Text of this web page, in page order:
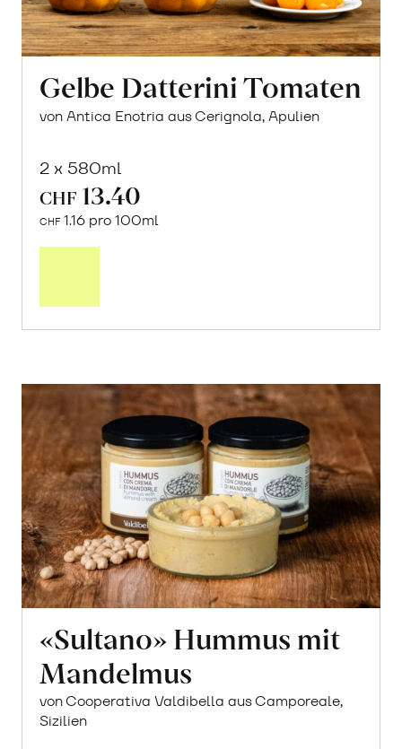
Gelbe Datterini Tomaten
von Antica Enotria aus Cerignola, Apulien
2 x 580ml
CHF 13.40
CHF 1.16 pro 100ml
«Sultano» Hummus mit
Mandelmus
von Cooperativa Valdibella aus Camporeale,
Sizilien